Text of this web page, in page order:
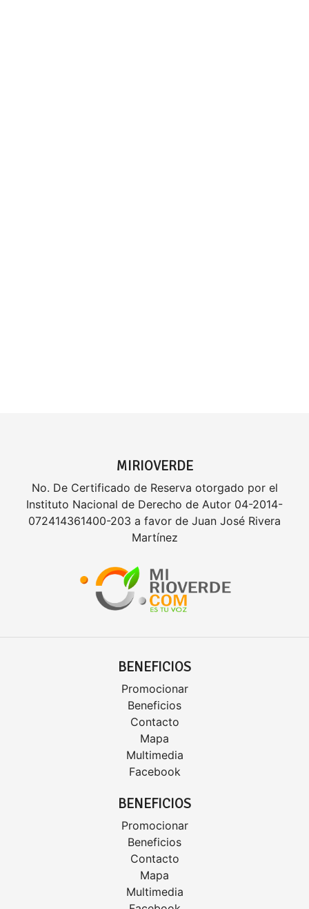
MIRIOVERDE
No. De Certificado de Reserva otorgado por el
Instituto Nacional de Derecho de Autor 04-2014-
072414361400-203 a favor de Juan José Rivera
Martínez
BENEFICIOS
Promocionar
Beneficios
Contacto
Mapa
Multimedia
Facebook
BENEFICIOS
Promocionar
Beneficios
Contacto
Mapa
Multimedia